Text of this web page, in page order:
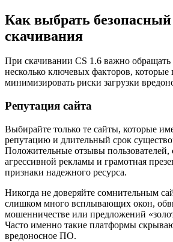
Как выбрать
скачивания
При скачивании CS 1.6 важно
несколько ключевых факторов, которые
минимизировать риски загрузки
Репутация сайта
Выбирайте только те сайты, которые
репутацию и длительный срок
Положительные отзывы пользователей,
агрессивной рекламы и грамотная
признаки надежного ресурса.
Никогда не доверяйте сомнительным
слишком много всплывающих окон,
мошенничестве или предложений
Часто именно такие платформы
вредоносное ПО.